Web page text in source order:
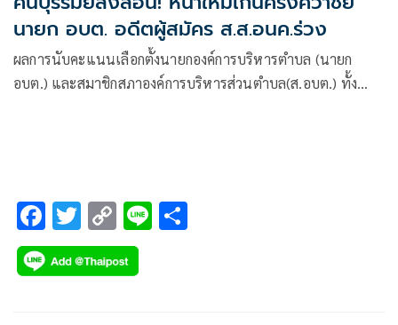
นายก อบต. อดีตผู้สมัคร ส.ส.อนค.ร่วง
ผลการนับคะแนนเลือกตั้งนายกองค์การบริหารตำบล (นายก
อบต.) และสมาชิกสภาองค์การบริหารส่วนตำบล(ส.อบต.) ทั้ง
F
ac
e
T
wi
tt
C
o
p
Li